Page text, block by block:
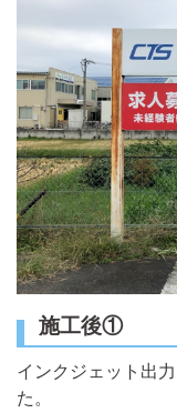
施工後①
インクジェット出
た。